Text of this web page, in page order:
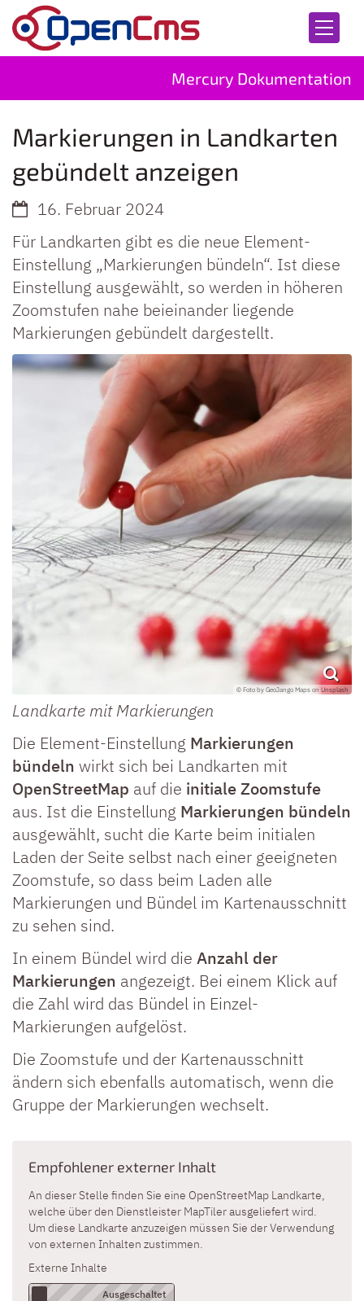
Zum Inhalt springen
Mercury Dokumentation
Markierungen in Landkarten
gebündelt anzeigen
16. Februar 2024
Für Landkarten gibt es die neue Element-
Einstellung „Markierungen bündeln“. Ist diese
Einstellung ausgewählt, so werden in höheren
Zoomstufen nahe beieinander liegende
Markierungen gebündelt dargestellt.
© Foto by GeoJango Maps on Unsplash
Landkarte mit Markierungen
Die Element-Einstellung Markierungen
bündeln wirkt sich bei Landkarten mit
OpenStreetMap auf die initiale Zoomstufe
aus. Ist die Einstellung Markierungen bündeln
ausgewählt, sucht die Karte beim initialen
Laden der Seite selbst nach einer geeigneten
Zoomstufe, so dass beim Laden alle
Markierungen und Bündel im Kartenausschnitt
zu sehen sind.
In einem Bündel wird die Anzahl der
Markierungen angezeigt. Bei einem Klick auf
die Zahl wird das Bündel in Einzel-
Markierungen aufgelöst.
Die Zoomstufe und der Kartenausschnitt
ändern sich ebenfalls automatisch, wenn die
Gruppe der Markierungen wechselt.
Empfohlener externer Inhalt
An dieser Stelle finden Sie eine OpenStreetMap Landkarte,
welche über den Dienstleister MapTiler ausgeliefert wird.
Um diese Landkarte anzuzeigen müssen Sie der Verwendung
von externen Inhalten zustimmen.
Externe Inhalte